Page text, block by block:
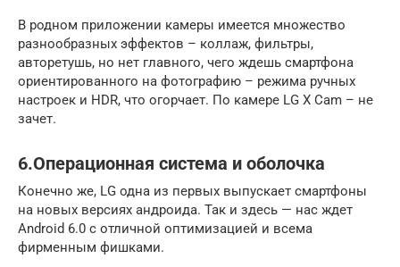
В родном приложении камеры имеется множество
разнообразных эффектов – коллаж, фильтры,
авторетушь, но нет главного, чего ждешь смартфона
ориентированного на фотографию – режима ручных
настроек и HDR, что огорчает. По камере LG X Cam – не
зачет.
6.Операционная система и оболочка
Конечно же, LG одна из первых выпускает смартфоны
на новых версиях андроида. Так и здесь — нас ждет
Android 6.0 с отличной оптимизацией и всема
фирменным фишками.